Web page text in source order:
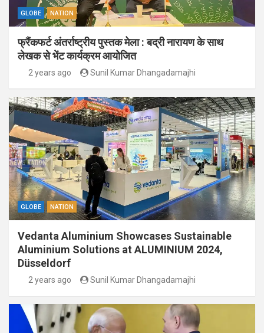
GLOBE NATION
फ्रैंकफर्ट अंतर्राष्ट्रीय पुस्तक मेला : बद्री नारायण के साथ
लेखक से भेंट कार्यक्रम आयोजित
2 years ago Sunil Kumar Dhangadamajhi
GLOBE NATION
Vedanta Aluminium Showcases Sustainable
Aluminium Solutions at ALUMINIUM 2024,
Düsseldorf
2 years ago Sunil Kumar Dhangadamajhi